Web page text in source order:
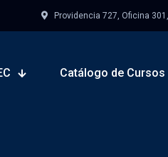
Providencia 727, Oficina
Catálogo de Cursos